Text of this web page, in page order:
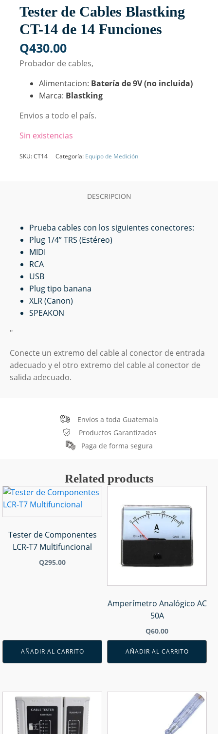
Tester de Cables Blastking
CT-14 de 14 Funciones
Q430.00
Probador de cables,
Alimentacion: Batería de 9V (no incluida)
Marca: Blastking
Envios a todo el país.
Sin existencias
SKU:CT14 Categoría: Equipo de Medición
DESCRIPCION
Prueba cables con los siguientes conectores:
Plug 1/4” TRS (Estéreo)
MIDI
RCA
USB
Plug tipo banana
XLR (Canon)
SPEAKON
"
Conecte un extremo del cable al conector de entrada
adecuado y el otro extremo del cable al conector de
salida adecuado.
Envíos a toda Guatemala
Productos Garantizados
Paga de forma segura
Related products
Tester de Componentes
LCR-T7 Multifuncional
Q295.00
AÑADIR AL CARRITO
Amperímetro Analógico AC
50A
Q60.00
AÑADIR AL CARRITO